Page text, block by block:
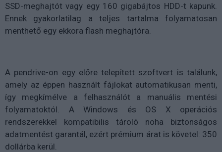
SSD-meghajtót vagy egy 160 gigabájtos HDD-t kapunk.
Ennek gyakorlatilag a teljes tartalma folyamatosan
menthető egy ekkora flash meghajtóra.
A pendrive-on egy előre telepített szoftvert is találunk,
amely az éppen használt fájlokat automatikusan menti,
így megkímélve a felhasználót a manuális mentési
folyamatoktól. A Windows és OS X operációs
rendszerekkel kompatibilis tároló noha biztonságos
adatmentést garantál, ezért prémium árat is követel: 350
dollárba kerül.